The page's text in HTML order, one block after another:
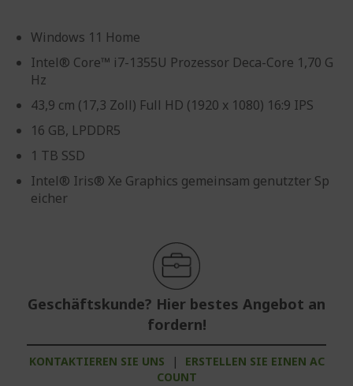
Windows 11 Home
Intel® Core™ i7-1355U Prozessor Deca-Core 1,70 G
Hz
43,9 cm (17,3 Zoll) Full HD (1920 x 1080) 16:9 IPS
16 GB, LPDDR5
1 TB SSD
Intel® Iris® Xe Graphics gemeinsam genutzter Sp
eicher
Geschäftskunde? Hier bestes Angebot an
fordern!
KONTAKTIEREN SIE UNS |
ERSTELLEN SIE EINEN AC
COUNT